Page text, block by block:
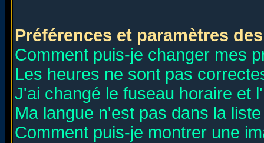
Préférences et paramètres
Comment puis-je changer mes
Les heures ne sont pas
J'ai changé le fuseau horaire et
Ma langue n'est pas dans la
Comment puis-je montrer une